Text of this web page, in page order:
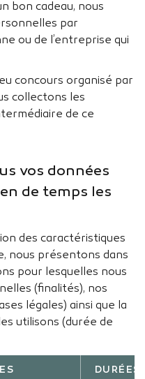
bon cadeau, nous
par
ou de l’entreprise qui
concours organisé par
collectons les
de ce
vos données
de temps les
des caractéristiques
nous présentons dans
pour lesquelles nous
(finalités), nos
légales) ainsi que la
utilisons (durée de
DURÉES